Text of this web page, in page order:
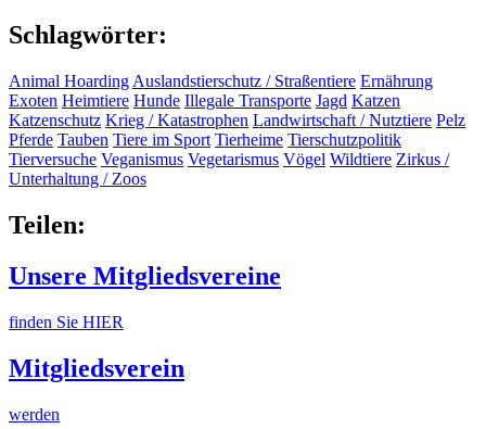
Schlagwörter:
Animal Hoarding Auslandstierschutz / Straßentiere Ernährung
Exoten Heimtiere Hunde Illegale Transporte Jagd Katzen
Katzenschutz Krieg / Katastrophen Landwirtschaft / Nutztiere Pelz
Pferde Tauben Tiere im Sport Tierheime Tierschutzpolitik
Tierversuche Veganismus Vegetarismus Vögel Wildtiere Zirkus /
Unterhaltung / Zoos
Teilen:
Unsere Mitgliedsvereine
finden Sie HIER
Mitgliedsverein
werden